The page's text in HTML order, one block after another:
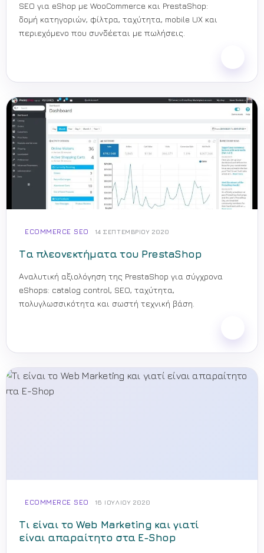
SEO για eShop με WooCommerce και PrestaShop:
δομή κατηγοριών, φίλτρα, ταχύτητα, mobile UX και
περιεχόμενο που συνδέεται με πωλήσεις.
ECOMMERCE SEO 14 ΣΕΠΤΕΜΒΡΊΟΥ 2020
Τα πλεονεκτήματα του PrestaShop
Αναλυτική αξιολόγηση της PrestaShop για σύγχρονα
eShops: catalog control, SEO, ταχύτητα,
πολυγλωσσικότητα και σωστή τεχνική βάση.
ECOMMERCE SEO 16 ΙΟΥΛΊΟΥ 2020
Τι είναι το Web Marketing και γιατί
είναι απαραίτητο στα E-Shop